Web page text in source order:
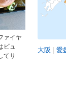
ァイヤ
ビュ
てサ
大阪 | 愛